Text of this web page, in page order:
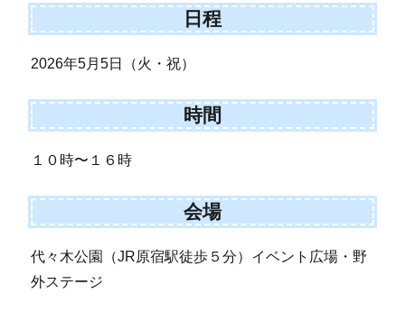
日程
2026年5月5日（火・祝）
時間
１０時〜１６時
会場
代々木公園（JR原宿駅徒歩５分）イベント広場・野
外ステージ